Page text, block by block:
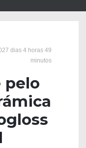
dias 4 horas 49
minutos
pelo